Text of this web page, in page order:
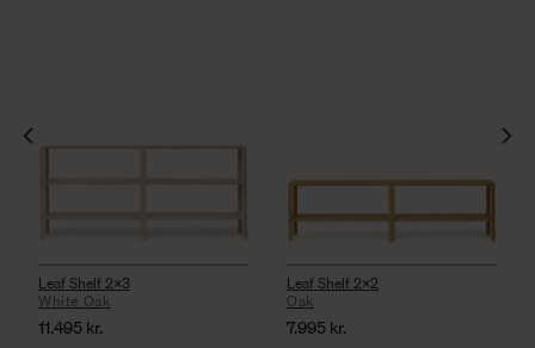
Leaf Shelf 2×3
White Oak
11.495kr.
Leaf Shelf 2×2
Oak
7.995kr.